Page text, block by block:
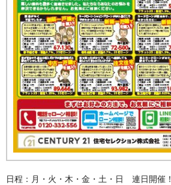
日程：月・火・木・金・土・日 連日開催！